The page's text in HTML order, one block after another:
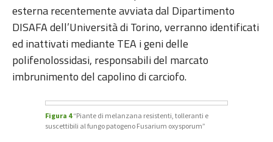
esterna recentemente avviata dal Dipartimento
DISAFA dell’Università di Torino, verranno identificati
ed inattivati mediante TEA i geni delle
polifenolossidasi, responsabili del marcato
imbrunimento del capolino di carciofo.
Figura 4“Piante di melanzana resistenti, tolleranti e
suscettibili al fungo patogeno Fusarium oxysporum”